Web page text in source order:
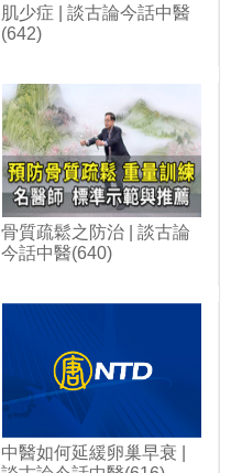
肌少症 | 談古論今話中醫
(642)
骨質疏鬆之防治 | 談古論
今話中醫(640)
中醫如何延緩卵巢早衰 |